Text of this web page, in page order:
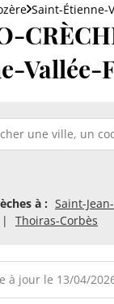
Saint-Étienne-
Vallée-
à : Saint-
Thoiras-Corbès
à jour le 13/04/